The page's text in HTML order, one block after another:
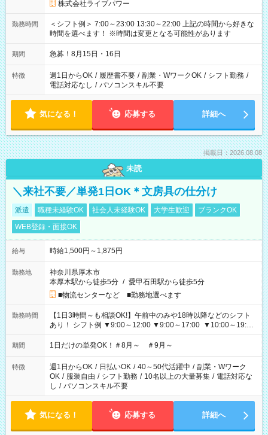
株式会社ライブパワー
勤務時間
＜シフト例＞ 7:00～23:00 13:30～22:00 上記の時間から好きな
時間を選べます！ ※時間は変更となる可能性があります
期間 急募！8月15日・16日
特徴 週1日からOK / 履歴書不要 / 副業・WワークOK / シフト勤務 /
電話対応なし / パソコンスキル不要
気になる！ 応募する 詳細へ
掲載日：2026.08.08
未読
＼来社不要／単発1日OK＊文房具の仕分け
派遣 職種未経験OK 社会人未経験OK 大学生歓迎
ブランクOK
WEB登録・面接OK
給与 時給1,500円～1,875円
勤務地
神奈川県厚木市
本厚木駅から徒歩5分 / 愛甲石田駅から徒歩5分
■物流センターなど ■勤務地選べます
勤務時間
【1日3時間～も相談OK!】午前中のみや18時以降などのシフト
あり！ シフト例 ▼9:00～12:00 ▼9:00～17:00 ▼10:00～19:00
▼18:00～21:00
期間 1日だけの単発OK！＃8月～ ＃9月～
特徴 週1日からOK / 日払いOK / 40～50代活躍中 / 副業・Wワーク
OK / 服装自由 / シフト勤務 / 10名以上の大量募集 / 電話対応な
し / パソコンスキル不要
気になる！ 応募する 詳細へ